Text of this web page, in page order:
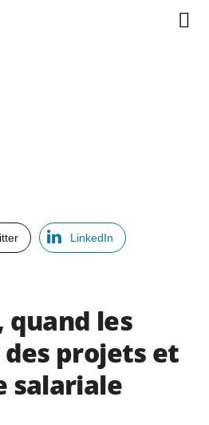
LinkedIn
quand les
projets et
salariale